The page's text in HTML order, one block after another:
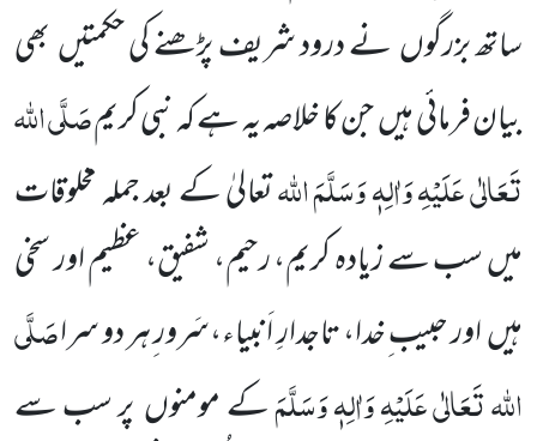
ساتھ بزرگوں نے درود شریف پڑھنے کی حکمتیں بھی
بیان فرمائی ہیں جن کا خلاصہ یہ ہے کہ نبی کریمصَلَّی اللہ
تَعَالٰی عَلَیْہِ وَاٰلِہٖ وَسَلَّمَاللہتعالیٰ کے بعد جملہ مخلوقات
میں سب سے زیادہ کریم، رحیم، شفیق، عظیم اور سخی
ہیں اور حبیب ِخدا، تاجدارِ اَنبیاء،سَرور ِہر دو سراصَلَّی
اللہ تَعَالٰی عَلَیْہِ وَاٰلِہٖ وَسَلَّمَکے مومنوں پر سب سے